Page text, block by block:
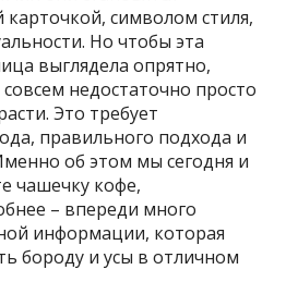
символом стиля,
Но чтобы эта
выглядела опрятно,
недостаточно просто
Это требует
правильного подхода и
об этом мы сегодня и
чашечку кофе,
– впереди много
информации, которая
бороду и усы в отличном